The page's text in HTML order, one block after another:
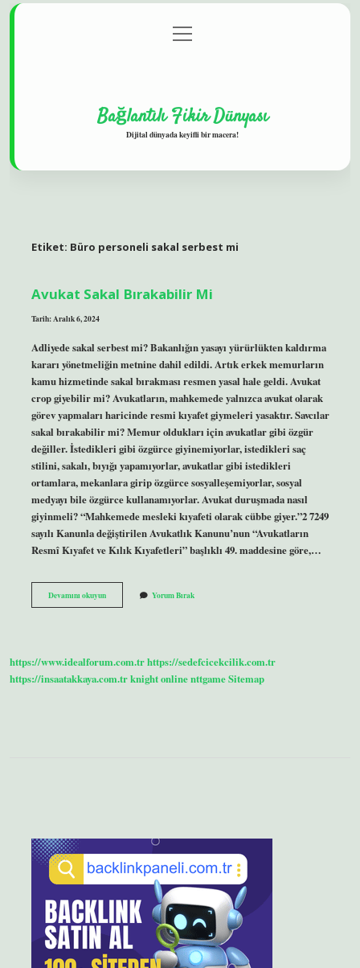
Gizlilik Politikası
menüyü
aç
Bağlantılı Fikir Dünyası
Dijital dünyada keyifli bir macera!
Etiket: Büro personeli sakal serbest mi
Avukat Sakal Bırakabilir Mi
Tarih: Aralık 6, 2024
Adliyede sakal serbest mi? Bakanlığın yasayı yürürlükten kaldırma
kararı yönetmeliğin metnine dahil edildi. Artık erkek memurların
kamu hizmetinde sakal bırakması resmen yasal hale geldi. Avukat
crop giyebilir mi? Avukatların, mahkemede yalnızca avukat olarak
görev yapmaları haricinde resmi kıyafet giymeleri yasaktır. Savcılar
sakal bırakabilir mi? Memur oldukları için avukatlar gibi özgür
değiller. İstedikleri gibi özgürce giyinemiyorlar, istedikleri saç
stilini, sakalı, bıyığı yapamıyorlar, avukatlar gibi istedikleri
ortamlara, mekanlara girip özgürce sosyalleşemiyorlar, sosyal
medyayı bile özgürce kullanamıyorlar. Avukat duruşmada nasıl
giyinmeli? “Mahkemede mesleki kıyafeti olarak cübbe giyer.”2 7249
sayılı Kanunla değiştirilen Avukatlık Kanunu’nun “Avukatların
Resmî Kıyafet ve Kılık Kıyafetleri” başlıklı 49. maddesine göre,…
Devamını okuyunAvukat
Sakal
Yorum Bırak
https://www.idealforum.com.trhttps://sedefcicekcilik.com.tr
https://insaatakkaya.com.trknight onlinenttgameSitemap